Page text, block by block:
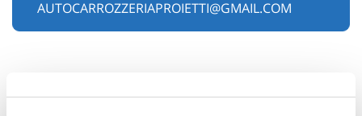
AUTOCARROZZERIAPROIETTI@GMAIL.COM